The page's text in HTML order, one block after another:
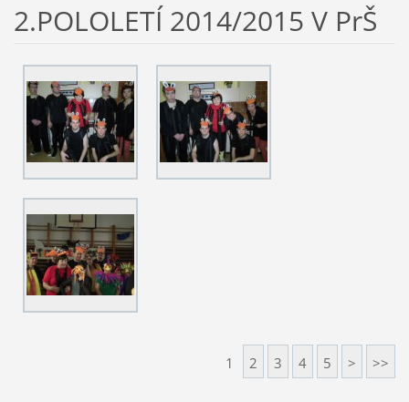
2.POLOLETÍ 2014/2015 V PrŠ
1 2 3 4 5 > >>